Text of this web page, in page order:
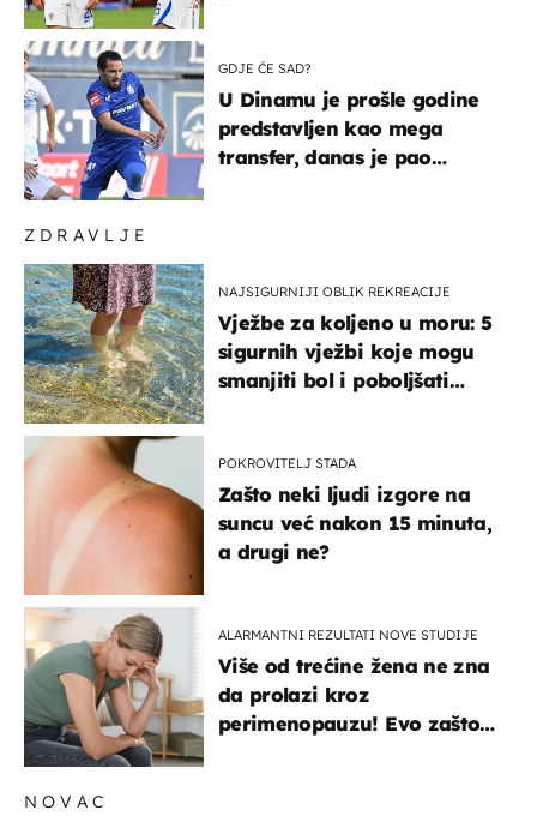
ZDRAVLJE
NAJSIGURNIJI OBLIK REKREACIJE
Vježbe za koljeno u moru: 5
sigurnih vježbi koje mogu
smanjiti bol i poboljšati
POKROVITELJ STADA
Zašto neki ljudi izgore na
suncu već nakon 15 minuta,
a drugi ne?
ALARMANTNI REZULTATI NOVE STUDIJE
Više od trećine žena ne zna
da prolazi kroz
perimenopauzu! Evo zašto
GDJE ĆE SAD?
U Dinamu je prošle godine
predstavljen kao mega
transfer, danas je pao
NOVAC